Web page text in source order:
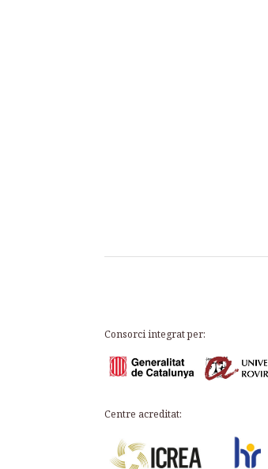
Consorci integrat per:
Centre acreditat: